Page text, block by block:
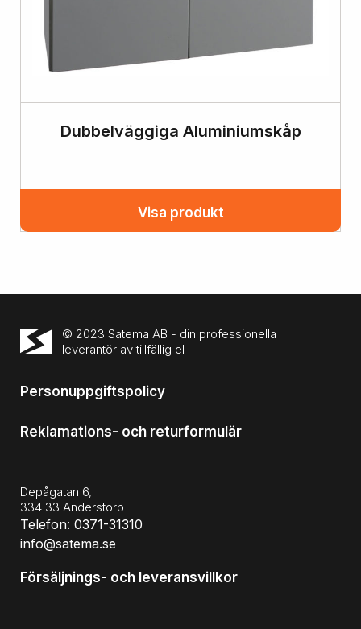
Dubbelväggiga Aluminiumskåp
Visa produkt
© 2023 Satema AB - din professionella
leverantör av tillfällig el
Personuppgiftspolicy
Reklamations- och returformulär
Depågatan 6,
334 33 Anderstorp
Telefon: 0371-31310
info@satema.se
Försäljnings- och leveransvillkor